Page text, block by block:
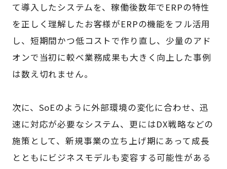
て導入したシステムを、稼働後数年でERPの特性
を正しく理解したお客様がERPの機能をフル活用
し、短期間かつ低コストで作り直し、少量のアド
オンで当初に較べ業務成果も大きく向上した事例
は数え切れません。
次に、SoEのように外部環境の変化に合わせ、迅
速に対応が必要なシステム、更にはDX戦略などの
施策として、新規事業の立ち上げ期にあって成長
とともにビジネスモデルも変容する可能性がある